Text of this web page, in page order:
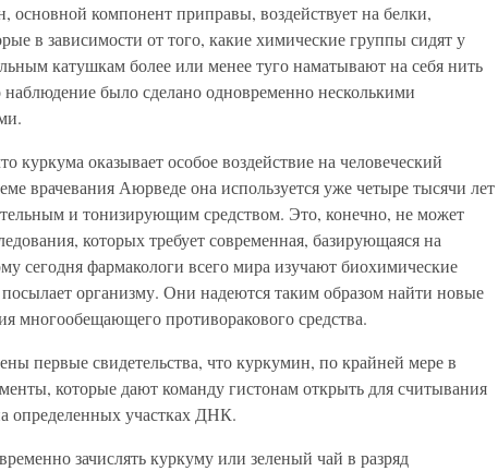
основной компонент приправы, воздействует на белки,
в зависимости от того, какие химические группы сидят у
катушкам более или менее туго наматывают на себя нить
было сделано одновременно несколькими
куркума оказывает особое воздействие на человеческий
врачевания Аюрведе она используется уже четыре тысячи лет
и тонизирующим средством. Это, конечно, не может
которых требует современная, базирующаяся на
сегодня фармакологи всего мира изучают биохимические
организму. Они надеются таким образом найти новые
многообещающего противоракового средства.
первые свидетельства, что куркумин, по крайней мере в
которые дают команду гистонам открыть для считывания
определенных участках ДНК.
зачислять куркуму или зеленый чай в разряд